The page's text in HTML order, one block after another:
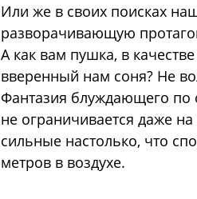
Или же в своих поисках
разворачивающую
А как вам пушка, в
вверенный нам соня? Не
Фантазия блуждающего по
не ограничивается даже
сильные настолько, что
метров в воздухе.